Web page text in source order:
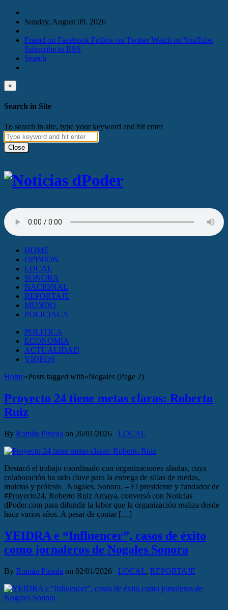
Sunday, August 09, 2026
Friend on Facebook Follow on Twitter Watch on YouTube
Subscribe to RSS
Search
×
Search in Site
To search in site, type your keyword and hit enter
Close
HOME
OPINION
LOCAL
SONORA
NACIONAL
REPORTAJE
MUNDO
POLICIACA
POLÍTICA
ECONOMIA
ACTUALIDAD
VIDEOS
Home»Posts tagged with»Nogales (Page 2)
Proyecto 24 tiene metas claras: Roberto
Ruiz
By Román Pineda on 26/01/2026 LOCAL
Destacó el trabajo coordinado con organizaciones aliadas, cuya
colaboración ha sido clave para la entrega de sillas de ruedas,
muletas y prótesis Nogales, Sonora. – El presidente y fundador de
#Proyecto24, Roberto Ruiz Amaya, conversó con Noticias
dPoder.com para difundir la labor que la organización realiza desde
hace varios años. A pesar de contar […]
YEIDRA e “Influencer”, casos de éxito
como jornaleros de Nogales Sonora
By Román Pineda on 02/01/2026 LOCAL, REPORTAJE